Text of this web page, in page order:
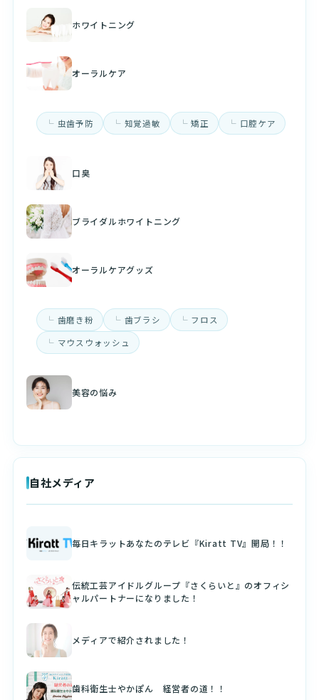
ホワイトニング
オーラルケア
虫歯予防 知覚過敏 矯正 口腔ケア
口臭
ブライダルホワイトニング
オーラルケアグッズ
歯磨き粉 歯ブラシ
フロス
マウスウォッシュ
美容の悩み
自社メディア
毎日キラットあなたのテレビ『Kiratt TV』開局！！
伝統工芸アイドルグループ『さくらいと』のオフィシ
ャルパートナーになりました！
メディアで紹介されました！
歯科衛生士やかぽん 経営者の道！！